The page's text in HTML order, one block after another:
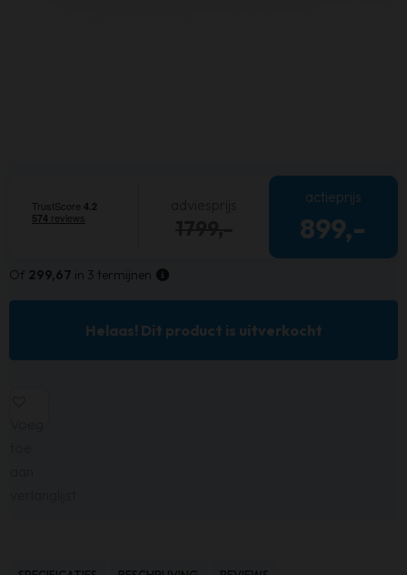
actieprijs
899,-
Of 299,67 in 3 termijnen
Helaas! Dit product is uitverkocht